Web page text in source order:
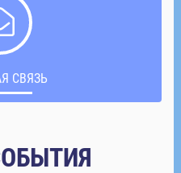
СВЯЗЬ